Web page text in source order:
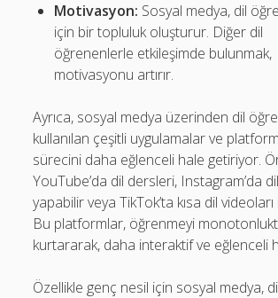
Motivasyon: Sosyal medya, dil
için bir topluluk oluşturur. Diğer dil
öğrenenlerle etkileşimde bulunmak,
motivasyonu artırır.
Ayrıca, sosyal medya üzerinden dil
kullanılan çeşitli uygulamalar ve
sürecini daha eğlenceli hale getiriyor.
YouTube’da dil dersleri, Instagram’da
yapabilir veya TikTok’ta kısa dil
Bu platformlar, öğrenmeyi
kurtararak, daha interaktif ve eğlenceli
Özellikle genç nesil için sosyal medya,